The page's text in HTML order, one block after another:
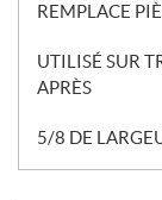
REMPLACE
UTILISÉ SUR
APRÈS
5/8 DE